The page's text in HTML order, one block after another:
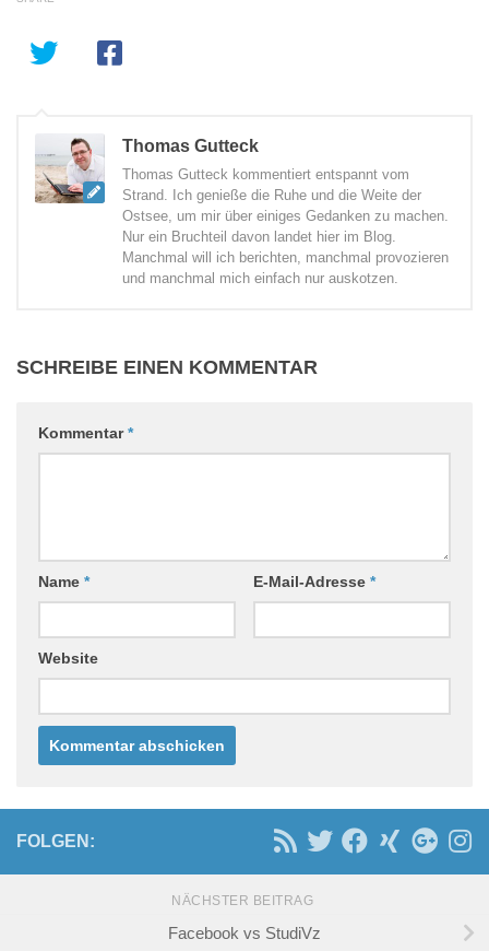
Thomas Gutteck
Thomas Gutteck kommentiert entspannt vom
Strand. Ich genieße die Ruhe und die Weite der
Ostsee, um mir über einiges Gedanken zu machen.
Nur ein Bruchteil davon landet hier im Blog.
Manchmal will ich berichten, manchmal provozieren
und manchmal mich einfach nur auskotzen.
SCHREIBE EINEN KOMMENTAR
Kommentar*
Name * E-Mail-Adresse *
Website
FOLGEN:
NÄCHSTER BEITRAG
Facebook vs StudiVz